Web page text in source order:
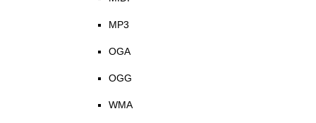
MP3
OGA
OGG
WMA